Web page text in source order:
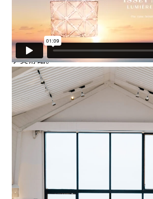
ルドゥ イッセイのグローバル発表会
印象派のコレクションに優れたオー
術館に立ち寄ってから向かった会場
世界で最も好きな現代美術館だった
ナ美術館。